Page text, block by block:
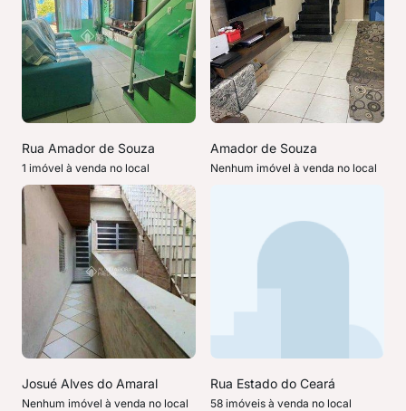
Rua Amador de Souza
1 imóvel à venda no local
Amador de Souza
Nenhum imóvel à venda no local
Josué Alves do Amaral
Nenhum imóvel à venda no local
Rua Estado do Ceará
58 imóveis à venda no local